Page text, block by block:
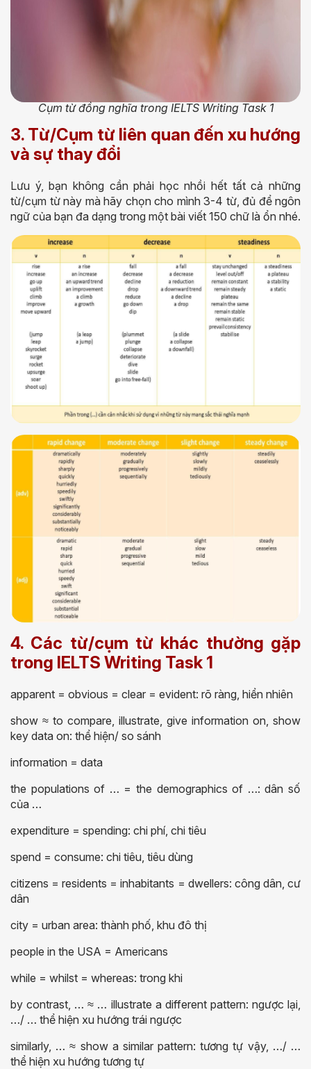
Cụm từ đồng nghĩa trong IELTS Writing Task 1
3. Từ/Cụm từ liên quan đến xu hướng
và sự thay đổi
Lưu ý, bạn không cần phải học nhồi hết tất cả những
từ/cụm từ này mà hãy chọn cho mình 3-4 từ, đủ để ngôn
ngữ của bạn đa dạng trong một bài viết 150 chữ là ổn nhé.
4. Các từ/cụm từ khác thường gặp
trong IELTS Writing Task 1
apparent = obvious = clear = evident: rõ ràng, hiển nhiên
show ≈ to compare, illustrate, give information on, show
key data on: thể hiện/ so sánh
information = data
the populations of … = the demographics of …: dân số
của …
expenditure = spending: chi phí, chi tiêu
spend = consume: chi tiêu, tiêu dùng
citizens = residents = inhabitants = dwellers: công dân, cư
dân
city = urban area: thành phố, khu đô thị
people in the USA = Americans
while = whilst = whereas: trong khi
by contrast, … ≈ … illustrate a different pattern: ngược lại,
…/ … thể hiện xu hướng trái ngược
similarly, … ≈ show a similar pattern: tương tự vậy, …/ …
thể hiện xu hướng tương tự